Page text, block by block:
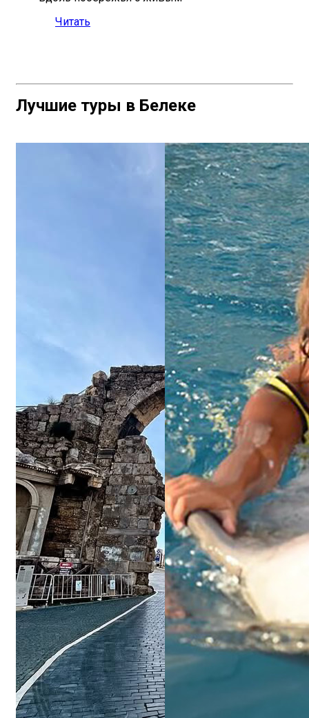
Читать
Лучшие туры в Белеке